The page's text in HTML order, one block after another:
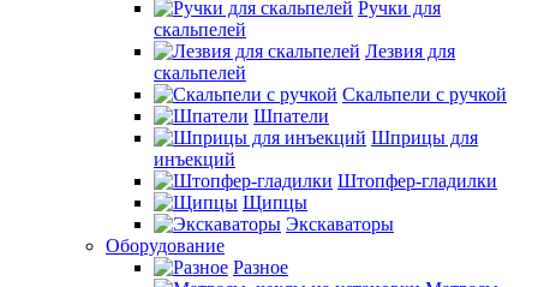
Ручки для
скальпелей
Лезвия для
скальпелей
Скальпели с ручкой
Шпатели
Шприцы для
инъекций
Штопфер-гладилки
Щипцы
Экскаваторы
Оборудование
Разное